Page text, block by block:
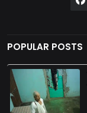
POPULAR POSTS